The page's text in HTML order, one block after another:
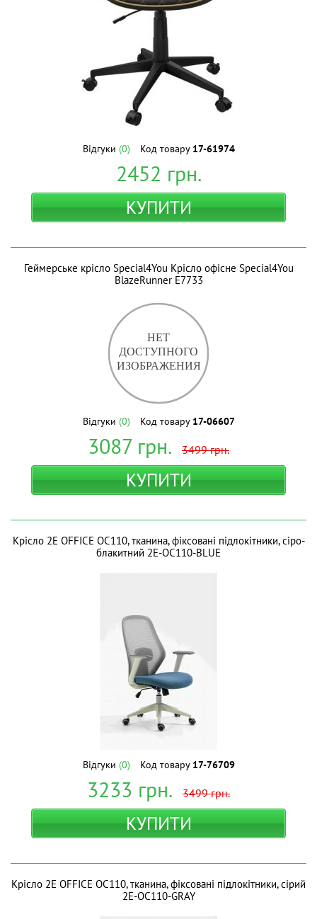
Відгуки (0) Код товару 17-61974
2452 грн.
КУПИТИ
Геймерське крісло Special4You Крісло офісне Special4You
BlazeRunner E7733
Відгуки (0) Код товару 17-06607
3087грн. 3499грн.
КУПИТИ
Крісло 2E OFFICE OC110, тканина, фіксовані підлокітники, сіро-
блакитний 2E-OC110-BLUE
Відгуки (0) Код товару 17-76709
3233 грн. 3499грн.
КУПИТИ
Крісло 2E OFFICE OC110, тканина, фіксовані підлокітники, сірий
2E-OC110-GRAY